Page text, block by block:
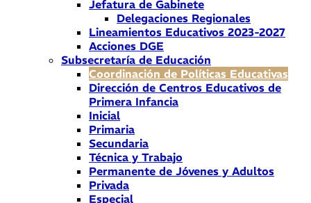
Jefatura de Gabinete
Delegaciones Regionales
Lineamientos Educativos 2023-2027
Acciones DGE
Subsecretaría de Educación
Coordinación de Políticas Educativas
Dirección de Centros Educativos de
Primera Infancia
Inicial
Primaria
Secundaria
Técnica y Trabajo
Permanente de Jóvenes y Adultos
Privada
Especial